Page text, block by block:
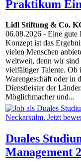
Praktikum
Lidl Stiftung & Co.
06.08.2026 - Eine gute
Konzept ist das
vielen Menschen
weltweit, denn wir
vielfältiger Talente.
Warengeschäft oder in
Dienstleister der
Möglichmacher und...
Duales
Management